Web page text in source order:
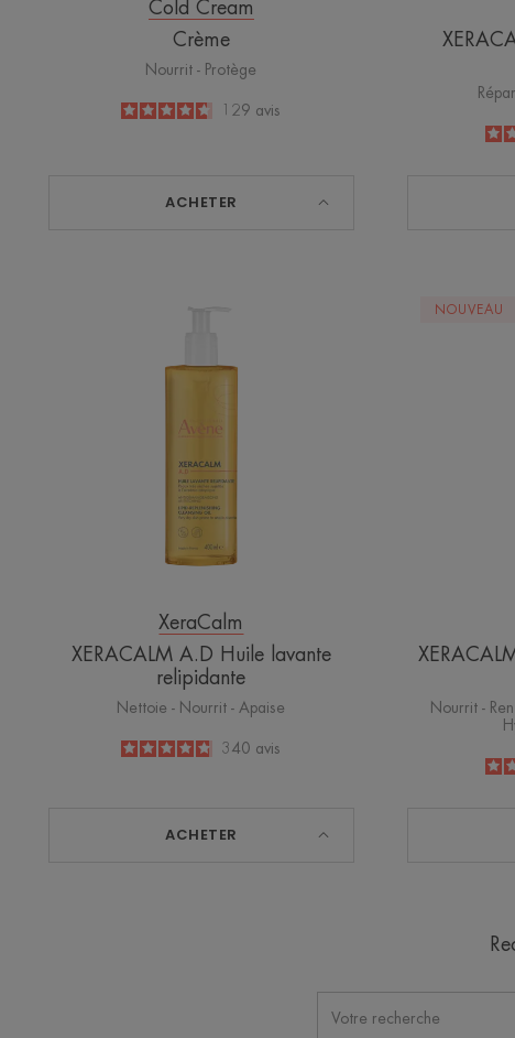
Cold Cream
Crème
Nourrit - Protège
4.6
129 avis
ACHETER
lavante
XeraCalm
XERACALM A.D Huile lavante
relipidante
Nettoie - Nourrit - Apaise
4.8
/
5
340 avis
ACHETER
NOUVEAU
Nourrit -